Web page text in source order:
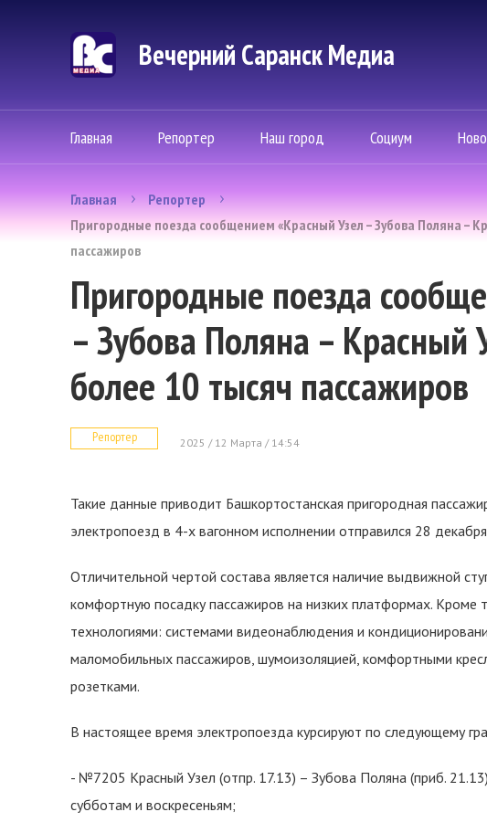
Вечерний Саранск Mедиа
Главная Репортер Наш город Социум
Главная
Репортер
Пригородные поезда сообщением «Красный Узел – Зубова Поляна –
пассажиров
Пригородные поезда
– Зубова Поляна – Красный
более 10 тысяч пассажиров
Репортер 2025 / 12 Марта / 14:54
Такие данные приводит Башкортостанская пригородная
электропоезд в 4-х вагонном исполнении отправился 28
Отличительной чертой состава является наличие выдвижной
комфортную посадку пассажиров на низких платформах.
технологиями: системами видеонаблюдения и
маломобильных пассажиров, шумоизоляцией, комфортными
розетками.
В настоящее время электропоезда курсируют по следующему
- №7205 Красный Узел (отпр. 17.13) – Зубова Поляна (приб.
субботам и воскресеньям;